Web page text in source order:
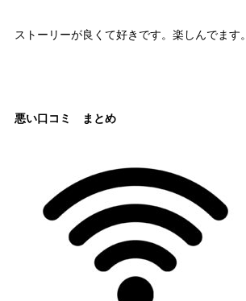
ストーリーが良くて好きです。楽しんでます。
悪い口コミ まとめ